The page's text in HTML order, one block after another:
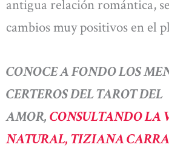
antigua relación romántica,
cambios muy positivos en el
CONOCE A FONDO LOS
CERTEROS DEL TAROT DEL
AMOR, CONSULTANDO LA
NATURAL, TIZIANA